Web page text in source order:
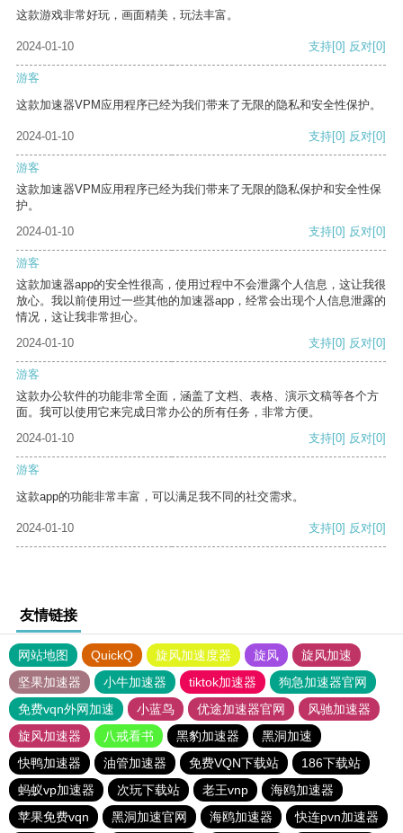
这款游戏非常好玩，画面精美，玩法丰富。
2024-01-10 支持[0] 反对[0]
游客
这款加速器VPM应用程序已经为我们带来了无限的隐私和安全性保护。
2024-01-10 支持[0] 反对[0]
游客
这款加速器VPM应用程序已经为我们带来了无限的隐私保护和安全性保
护。
2024-01-10
支持[0] 反对[0]
游客
这款加速器app的安全性很高，使用过程中不会泄露个人信息，这让我很
放心。我以前使用过一些其他的加速器app，经常会出现个人信息泄露的
情况，这让我非常担心。
2024-01-10
支持[0] 反对[0]
游客
这款办公软件的功能非常全面，涵盖了文档、表格、演示文稿等各个方
面。我可以使用它来完成日常办公的所有任务，非常方便。
2024-01-10
支持[0] 反对[0]
游客
这款app的功能非常丰富，可以满足我不同的社交需求。
2024-01-10 支持[0] 反对[0]
友情链接
网站地图 QuickQ 旋风加速度器 旋风
旋风加速
坚果加速器
小牛加速器 tiktok加速器
狗急加速器官网
免费vqn外网加速
小蓝鸟 优途加速器官网
风驰加速器
旋风加速器
八戒看书 黑豹加速器
黑洞加速
快鸭加速器
油管加速器 免费VQN下载站
186下载站
蚂蚁vp加速器
次玩下载站 老王vnp
海鸥加速器
苹果免费vqn
黑洞加速官网 海鸥加速器 快连pvn加速器